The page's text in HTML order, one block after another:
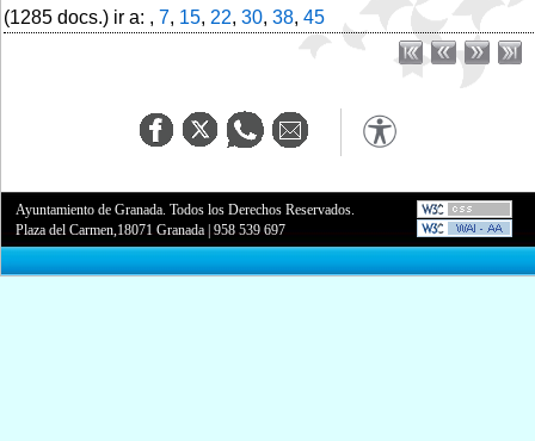
(1285 docs.) ir a: , 7, 15, 22, 30, 38, 45
Ayuntamiento de Granada. Todos los Derechos Reservados.
Plaza del Carmen,18071 Granada |958 539 697